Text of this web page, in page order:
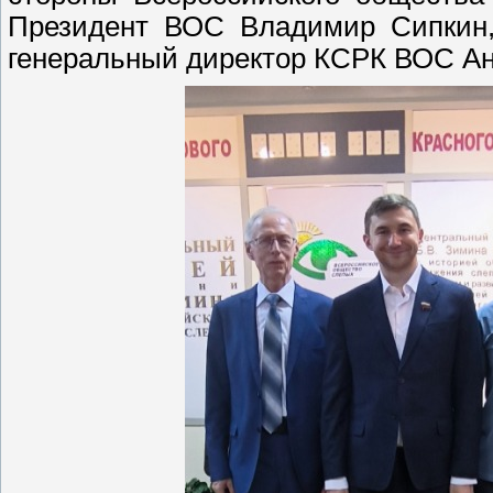
Президент ВОС Владимир
генеральный директор КСРК ВОС